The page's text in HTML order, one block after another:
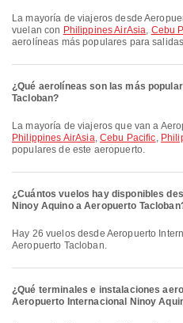
La mayoría de viajeros desde Aeropuerto Internacional Ninoy Aquino
vuelan con Philippines AirAsia, Cebu
aerolíneas más populares para
¿Qué aerolíneas son las más
Tacloban?
La mayoría de viajeros que van a
Philippines AirAsia, Cebu Pacific,
populares de este aeropuerto.
¿Cuántos vuelos hay disponibles
Ninoy Aquino a Aeropuerto
Hay 26 vuelos desde Aeropuerto Internacional Ninoy Aquino hasta
Aeropuerto Tacloban.
¿Qué terminales e instalaciones
Aeropuerto Internacional Ninoy